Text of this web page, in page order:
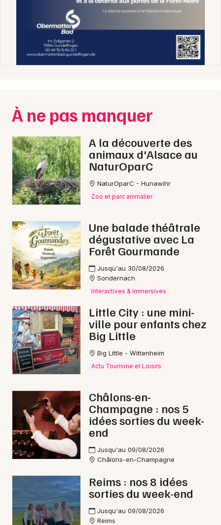
À ne pas manquer
A la découverte des
animaux d'Alsace au
NaturOparC
NaturOparC - Hunawihr
Zoo et parc animalier
Une balade théâtrale
dégustative avec La
Forêt Gourmande
Jusqu'au 30/08/2026
Sondernach
Interactives & immersives
Little City : une mini-
ville pour enfants chez
Big Little
Big Little - Wittenheim
Actu Tourisme et Loisirs
Châlons-en-
Champagne : nos 5
idées sorties du week-
end
Jusqu'au 09/08/2026
Châlons-en-Champagne
Reims : nos 8 idées
sorties du week-end
Jusqu'au 09/08/2026
Reims